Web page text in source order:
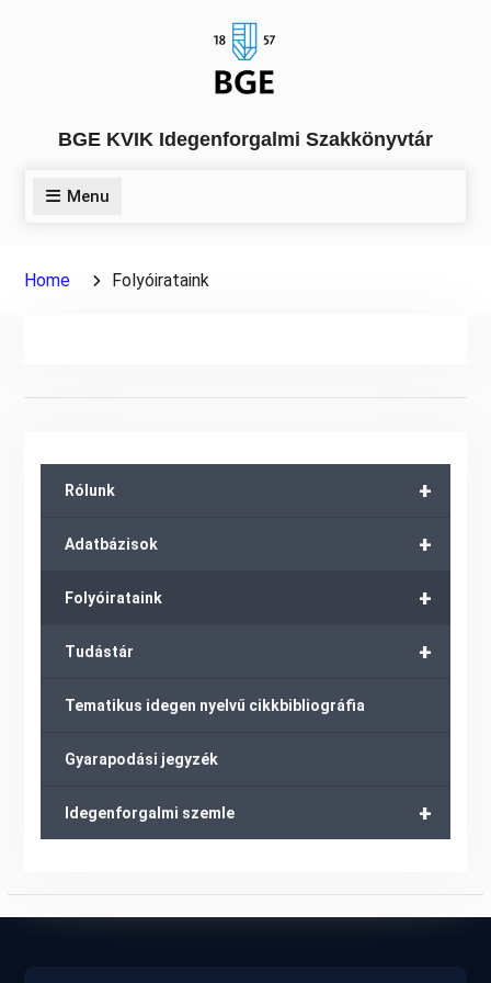
BGE KVIK Idegenforgalmi Szakkönyvtár
Menu
Home Folyóirataink
+
Rólunk
+
Adatbázisok
+
Folyóirataink
+
Tudástár
Tematikus idegen nyelvű cikkbibliográfia
Gyarapodási jegyzék
+
Idegenforgalmi szemle